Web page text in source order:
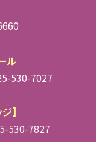
ル
530-7027
】
530-7827